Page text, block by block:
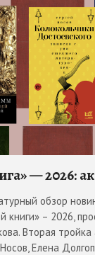
— 2026:
обзор
книги» – 2026,
Вторая тройка
Елена